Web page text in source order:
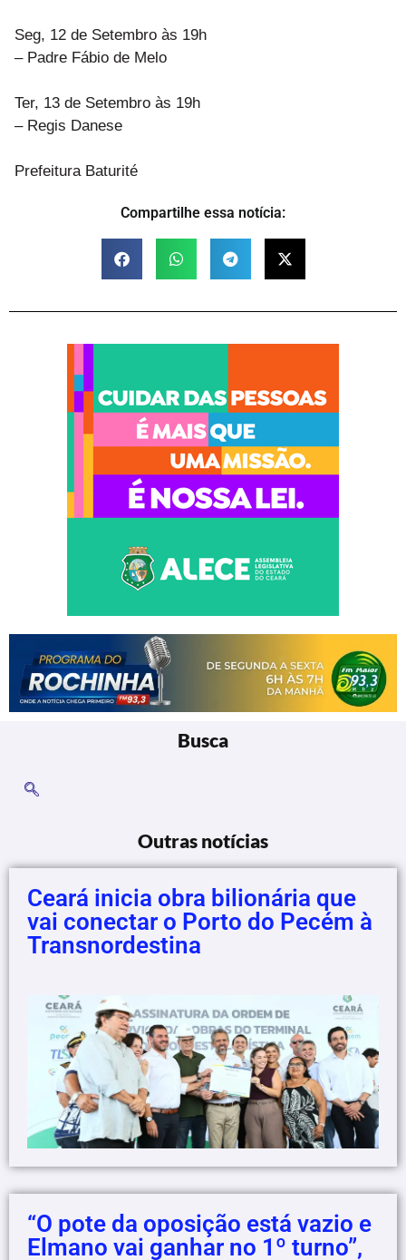
Seg, 12 de Setembro às 19h
– Padre Fábio de Melo
Ter, 13 de Setembro às 19h
– Regis Danese
Prefeitura Baturité
Compartilhe essa notícia:
Busca
Outras notícias
Ceará inicia obra bilionária que
vai conectar o Porto do Pecém à
Transnordestina
“O pote da oposição está vazio e
Elmano vai ganhar no 1º turno”,